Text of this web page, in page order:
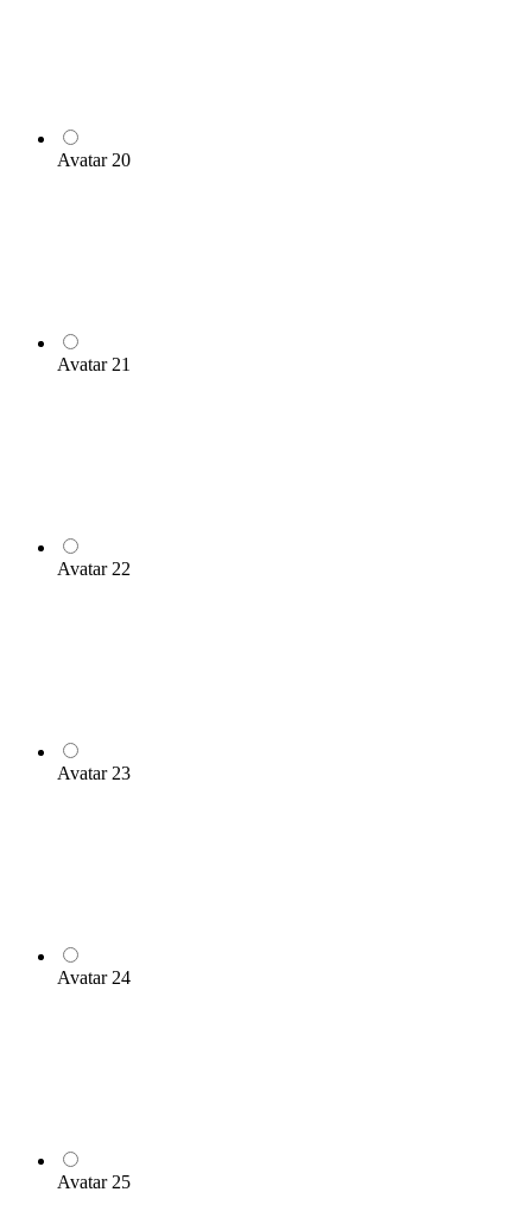
Avatar 20
Avatar 21
Avatar 22
Avatar 23
Avatar 24
Avatar 25